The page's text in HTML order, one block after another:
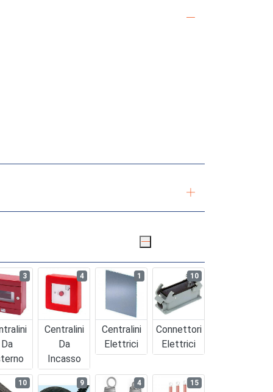
Da
3
Centralini
Da
Incasso
4
Centralini
Elettrici
1
Connettori
Elettrici
10
10 9 4 15